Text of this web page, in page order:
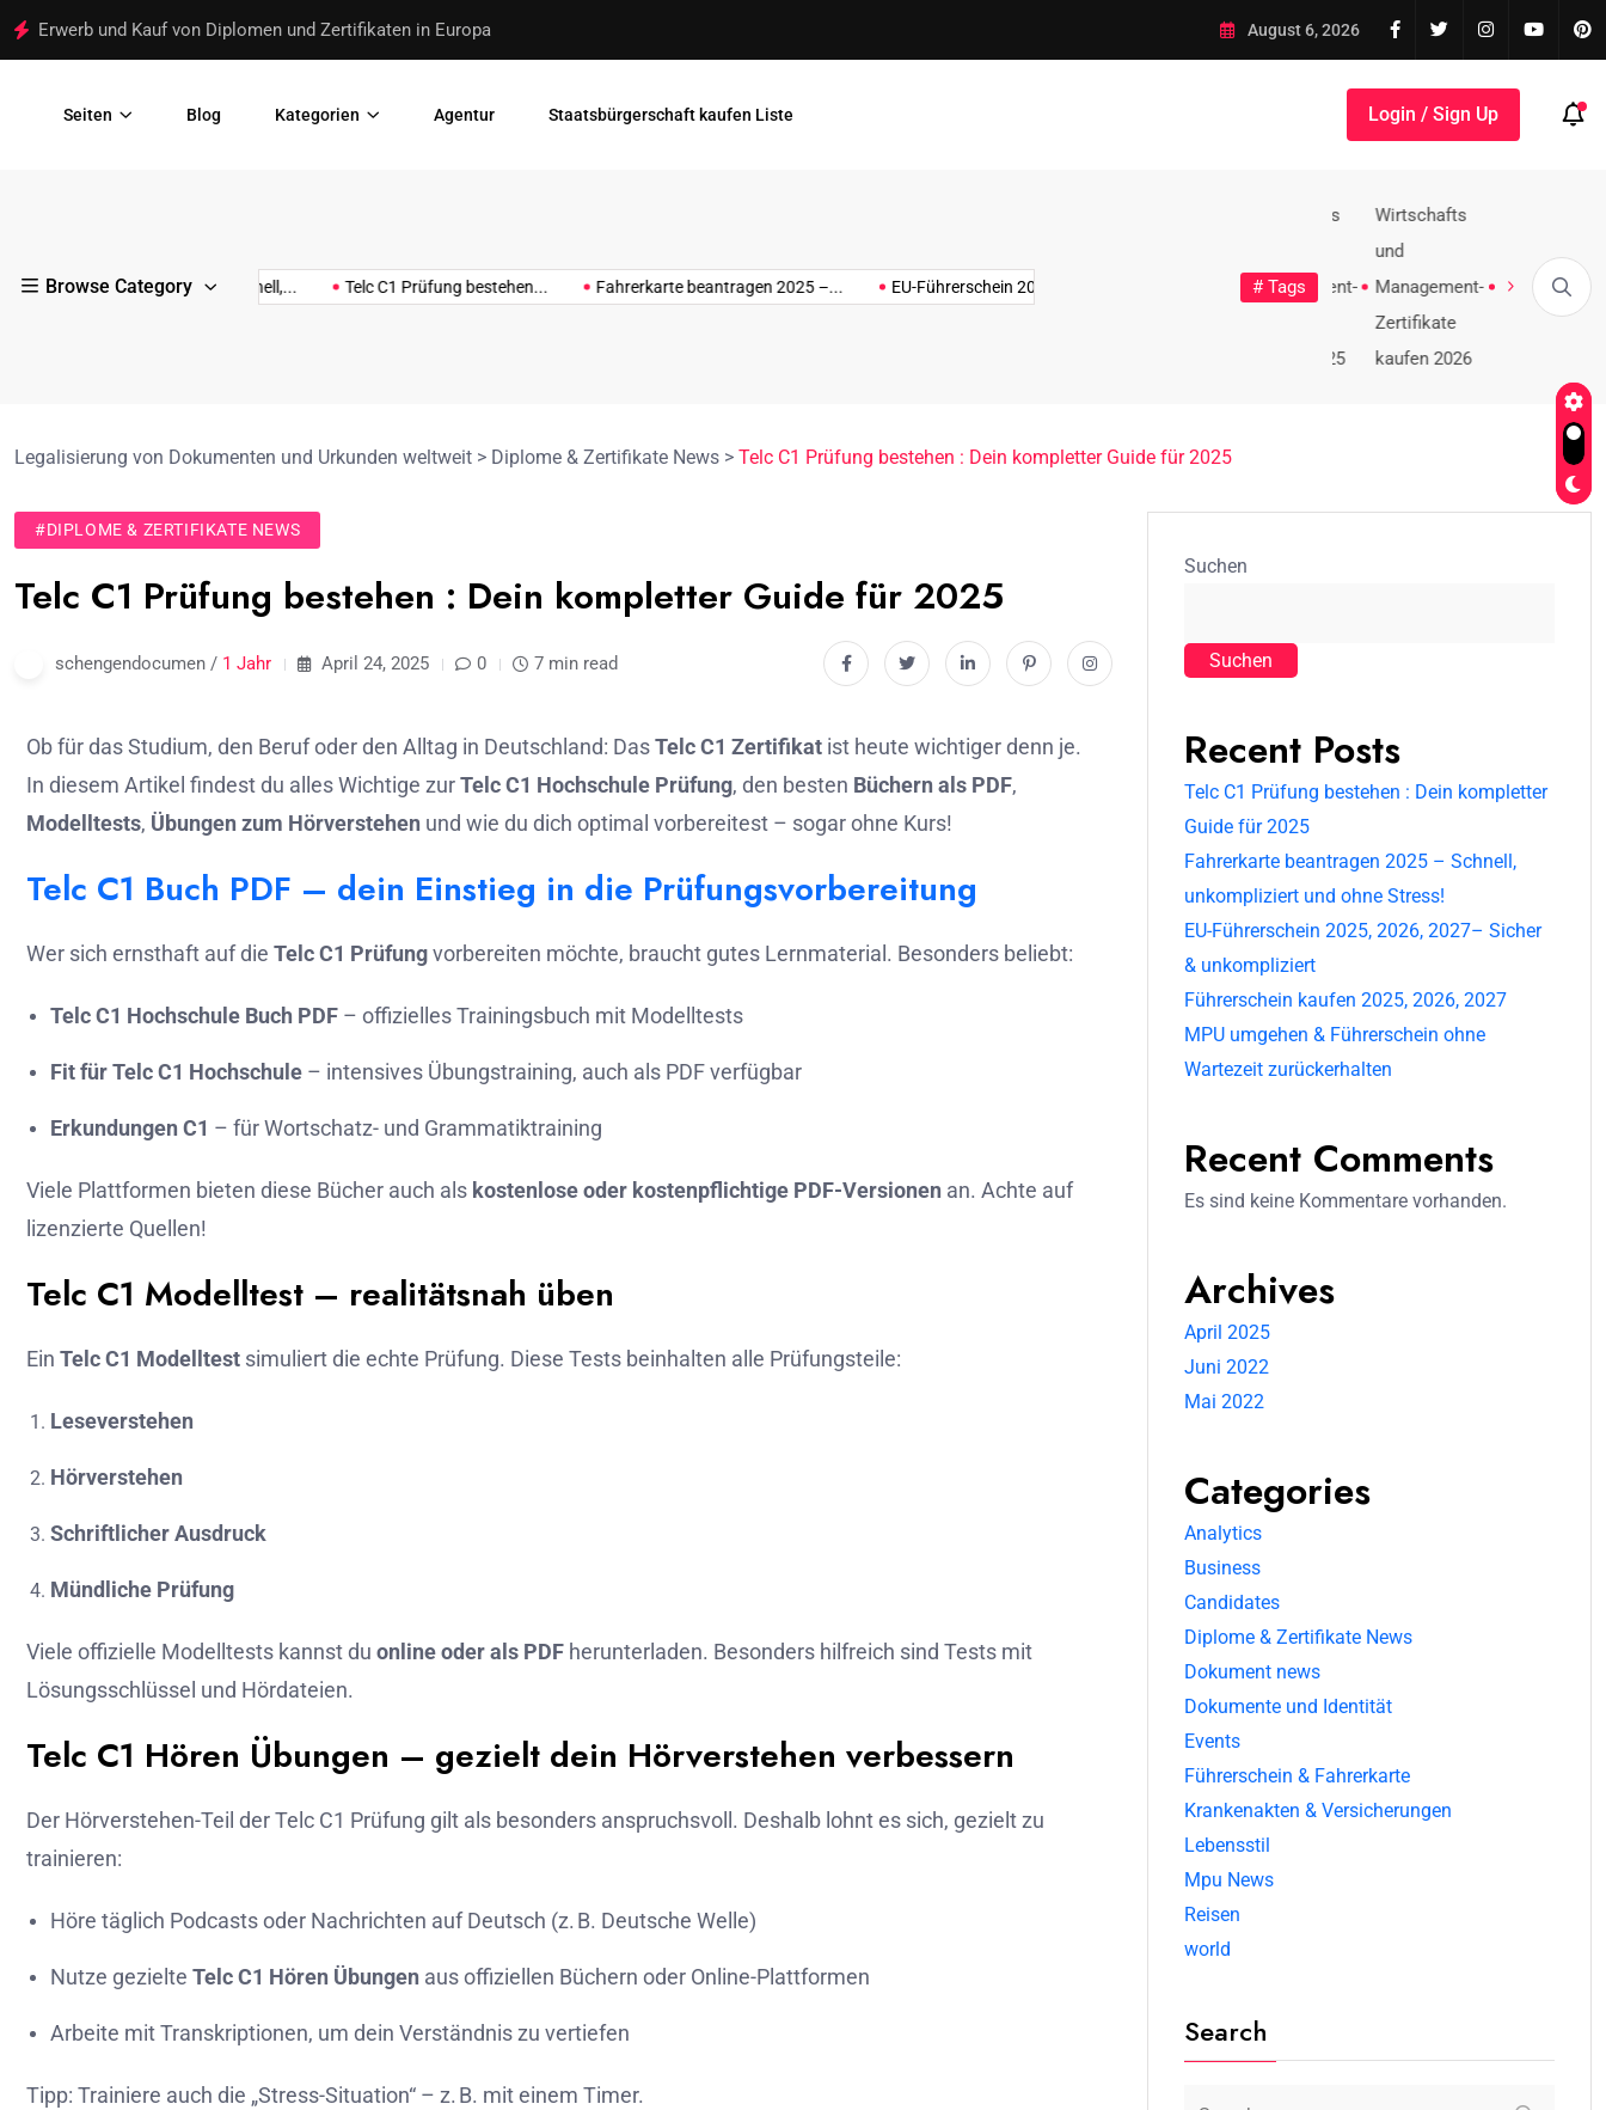
Erwerb und Kauf von Diplomen und Zertifikaten in Europa Wirtschafts und Management-Zertifikate kaufen August 6, 2026
Seiten Blog Kategorien Agentur Staatsbürgerschaft kaufen Liste Login / Sign Up
Browse Category
online – Schnell,... Telc C1 Prüfung bestehen... Fahrerkarte beantragen 2025 –... EU-Führerschein 2025, 2026, 2027–... Führerschein kaufen 2025, 2026,... MPU umgehen &
# Tags
Staatsbürgerschaft
Management-
Management-
Management-
Zertifikate
Wirtschaftsinformatik
Zertifikat 2025
Wirtschaftsinformatik
Zertifikat online
Zertifikaten 2026
beantragen
Legalisierung von Dokumenten und Urkunden weltweit > Diplome & Zertifikate News > Telc C1 Prüfung bestehen : Dein kompletter Guide für 2025
#DIPLOME & ZERTIFIKATE NEWS
Telc C1 Prüfung bestehen : Dein kompletter Guide für 2025
schengendocumen / 1 Jahr April 24, 2025 0 7 min read
Ob für das Studium, den Beruf oder den Alltag in Deutschland: DasTelc C1 Zertifikat ist heute wichtiger denn je.
In diesem Artikel findest du alles Wichtige zurTelc C1 Hochschule Prüfung, den besten Büchern als PDF,
Modelltests, Übungen zum Hörverstehen und wie du dich optimal vorbereitest – sogar ohne Kurs!
Telc C1 Buch PDF – dein Einstieg in die Prüfungsvorbereitung
Wer sich ernsthaft auf die Telc C1 Prüfungvorbereiten möchte, braucht gutes Lernmaterial. Besonders beliebt:
Telc C1 Hochschule Buch PDF – offizielles Trainingsbuch mit Modelltests
Fit für Telc C1 Hochschule – intensives Übungstraining, auch als PDF verfügbar
Erkundungen C1 – für Wortschatz- und Grammatiktraining
Viele Plattformen bieten diese Bücher auch als kostenlose oder kostenpflichtige PDF-Versionen an. Achte auf
lizenzierte Quellen!
Telc C1 Modelltest – realitätsnah üben
Ein Telc C1 Modelltest simuliert die echte Prüfung. Diese Tests beinhalten alle Prüfungsteile:
Leseverstehen
Hörverstehen
Schriftlicher Ausdruck
Mündliche Prüfung
Viele offizielle Modelltests kannst du online oder als PDF herunterladen. Besonders hilfreich sind Tests mit
Lösungsschlüssel und Hördateien.
Telc C1 Hören Übungen – gezielt dein Hörverstehen verbessern
Der Hörverstehen-Teil der Telc C1 Prüfung gilt als besonders anspruchsvoll. Deshalb lohnt es sich, gezielt zu
trainieren:
Höre täglich Podcasts oder Nachrichten auf Deutsch (z. B. Deutsche Welle)
Nutze gezielte Telc C1 Hören Übungen aus offiziellen Büchern oder Online-Plattformen
Arbeite mit Transkriptionen, um dein Verständnis zu vertiefen
Tipp: Trainiere auch die „Stress-Situation“ – z. B. mit einem Timer.
Suchen
Suchen
Recent Posts
Telc C1 Prüfung bestehen : Dein kompletter
Guide für 2025
Fahrerkarte beantragen 2025 – Schnell,
unkompliziert und ohne Stress!
EU-Führerschein 2025, 2026, 2027– Sicher
& unkompliziert
Führerschein kaufen 2025, 2026, 2027
MPU umgehen & Führerschein ohne
Wartezeit zurückerhalten
Recent Comments
Es sind keine Kommentare vorhanden.
Archives
April 2025
Juni 2022
Mai 2022
Categories
Analytics
Business
Candidates
Diplome & Zertifikate News
Dokument news
Dokumente und Identität
Events
Führerschein & Fahrerkarte
Krankenakten & Versicherungen
Lebensstil
Mpu News
Reisen
world
Search